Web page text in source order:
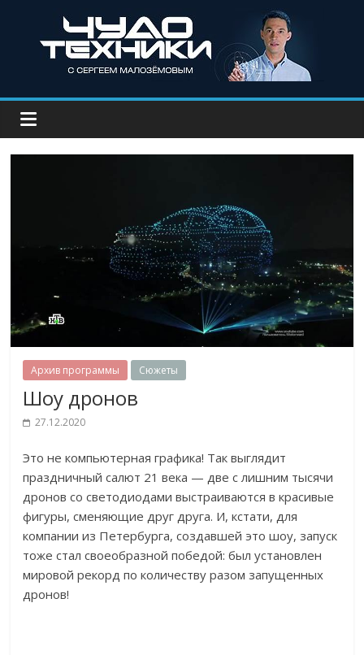
Архив программы Сюжеты
Шоу дронов
27.12.2020
Это не компьютерная графика! Так выглядит
праздничный салют 21 века — две с лишним тысячи
дронов со светодиодами выстраиваются в красивые
фигуры, сменяющие друг друга. И, кстати, для
компании из Петербурга, создавшей это шоу, запуск
тоже стал своеобразной победой: был установлен
мировой рекорд по количеству разом запущенных
дронов!